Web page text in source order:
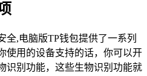
全,电脑版TP钱包提供了一系列
使用的设备支持的话，你可以开
识别功能，这些生物识别功能就